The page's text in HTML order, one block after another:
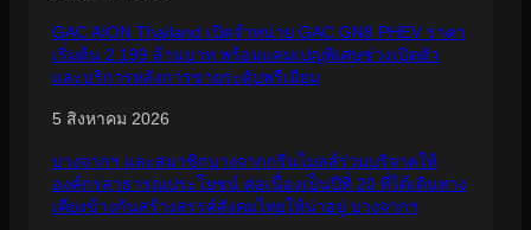
GAC AION Thailand เปิดจำหน่าย GAC GN8 PHEV ราคา
เริ่มต้น 2.199 ล้านบาท พร้อมแคมเปญพิเศษช่วงเปิดตัว
และบริการหลังการขายระดับพรีเมียม
5 สิงหาคม 2026
บางจากฯ และสมาชิกบางจากกรีนไมลส์ร่วมบริจาคให้
องค์กรสาธารณประโยชน์ ต่อเนื่องเป็นปีที่ 20 ที่ได้เดินทาง
เคียงข้างกันสร้างสรรค์สังคมไทยให้น่าอยู่ บางจากฯ